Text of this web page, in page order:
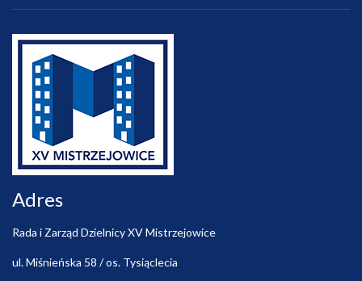
Adres
Rada i Zarząd Dzielnicy XV Mistrzejowice
ul. Miśnieńska 58 / os. Tysiąclecia